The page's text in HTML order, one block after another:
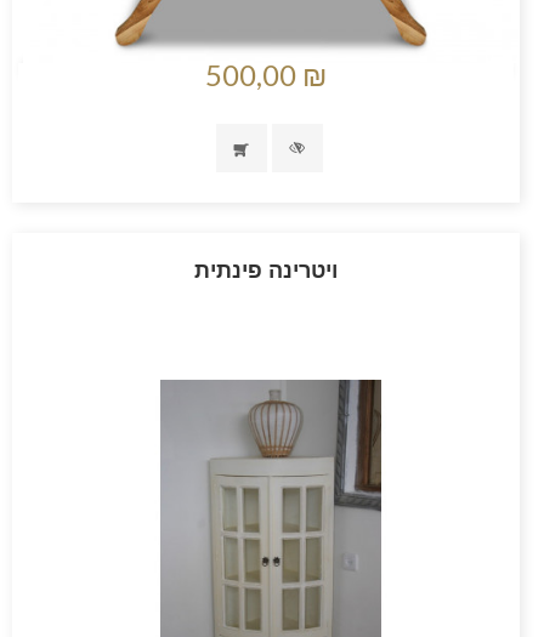
500,00 ₪
ויטרינה פינתית